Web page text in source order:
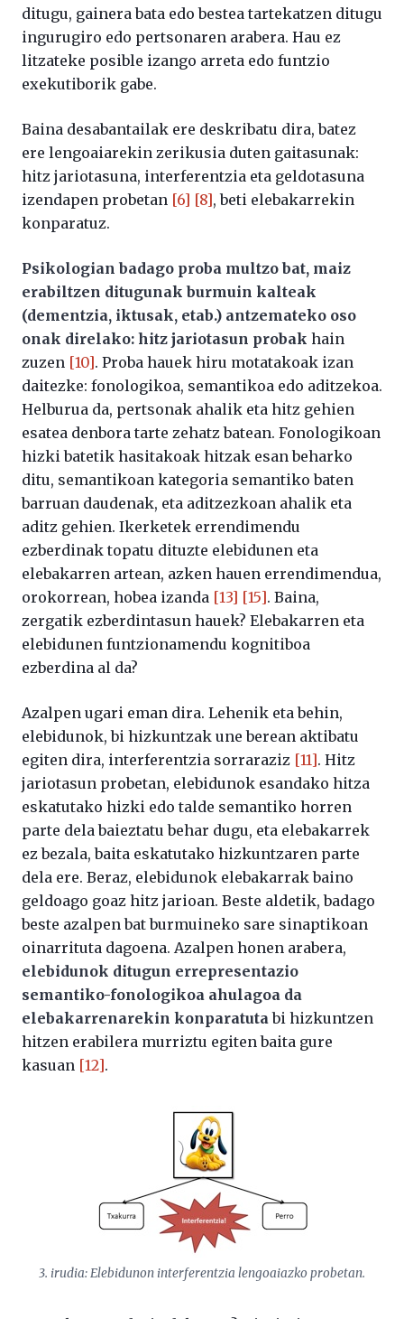
ditugu, gainera bata edo bestea tartekatzen ditugu
ingurugiro edo pertsonaren arabera. Hau ez
litzateke posible izango arreta edo funtzio
exekutiborik gabe.
Baina desabantailak ere deskribatu dira, batez
ere lengoaiarekin zerikusia duten gaitasunak:
hitz jariotasuna, interferentzia eta geldotasuna
izendapen probetan [6] [8], beti elebakarrekin
konparatuz.
Psikologian badago proba multzo bat, maiz
erabiltzen ditugunak burmuin kalteak
(dementzia, iktusak, etab.) antzemateko oso
onak direlako: hitz jariotasun probak hain
zuzen [10]. Proba hauek hiru motatakoak izan
daitezke: fonologikoa, semantikoa edo aditzekoa.
Helburua da, pertsonak ahalik eta hitz gehien
esatea denbora tarte zehatz batean. Fonologikoan
hizki batetik hasitakoak hitzak esan beharko
ditu, semantikoan kategoria semantiko baten
barruan daudenak, eta aditzezkoan ahalik eta
aditz gehien. Ikerketek errendimendu
ezberdinak topatu dituzte elebidunen eta
elebakarren artean, azken hauen errendimendua,
orokorrean, hobea izanda [13] [15]. Baina,
zergatik ezberdintasun hauek? Elebakarren eta
elebidunen funtzionamendu kognitiboa
ezberdina al da?
Azalpen ugari eman dira. Lehenik eta behin,
elebidunok, bi hizkuntzak une berean aktibatu
egiten dira, interferentzia sorraraziz [11]. Hitz
jariotasun probetan, elebidunok esandako hitza
eskatutako hizki edo talde semantiko horren
parte dela baieztatu behar dugu, eta elebakarrek
ez bezala, baita eskatutako hizkuntzaren parte
dela ere. Beraz, elebidunok elebakarrak baino
geldoago goaz hitz jarioan. Beste aldetik, badago
beste azalpen bat burmuineko sare sinaptikoan
oinarrituta dagoena. Azalpen honen arabera,
elebidunok ditugun errepresentazio
semantiko-fonologikoa ahulagoa da
elebakarrenarekin konparatutabi hizkuntzen
hitzen erabilera murriztu egiten baita gure
kasuan [12].
3. irudia: Elebidunon interferentzia lengoaiazko probetan.